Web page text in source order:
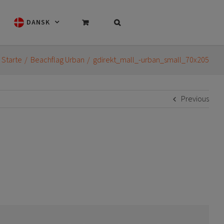
DANSK
Starte Beachflag Urban gdirekt_mall_-urban_small_70x205
Previous